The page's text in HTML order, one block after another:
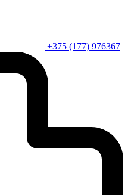
+375 (177) 976367